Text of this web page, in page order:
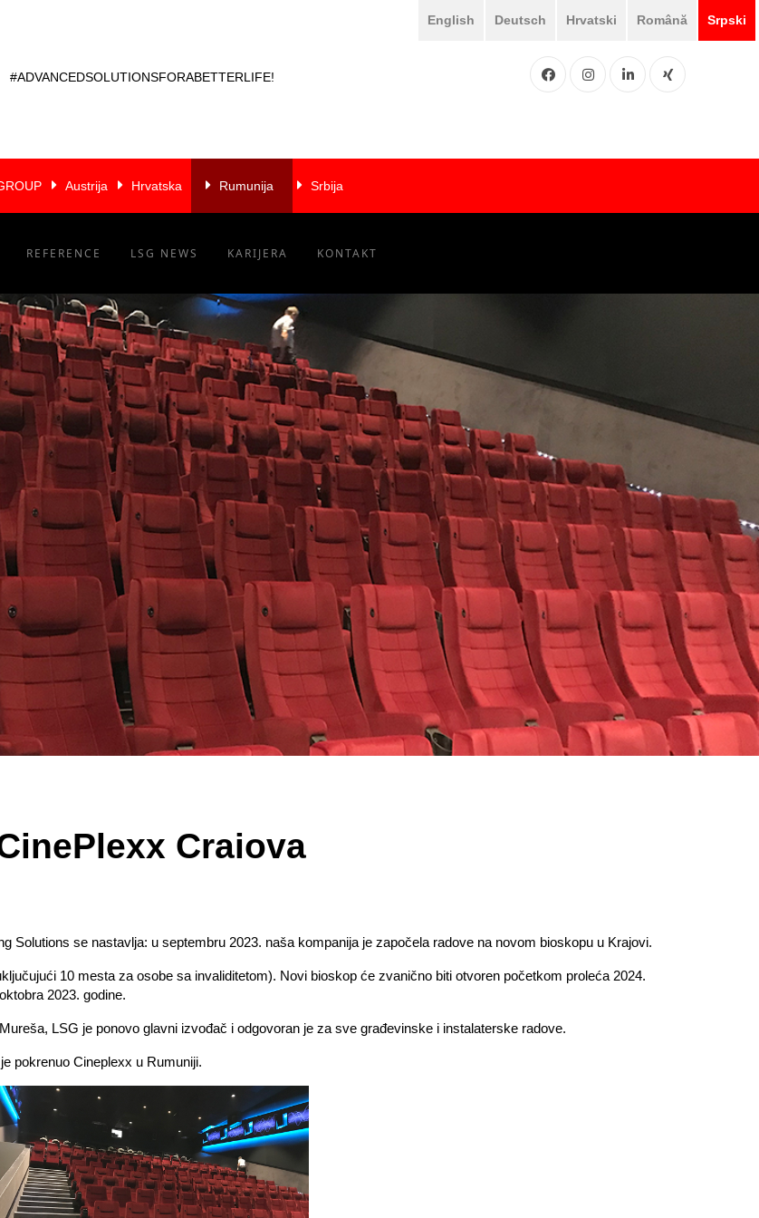
English Deutsch Hrvatski Română Srpski
#ADVANCEDSOLUTIONSFORABETTERLIFE! FacebookInstgramLinkedINXING
Austrija Hrvatska Rumunija Srbija
REFERENCE LSG NEWS KARIJERA KONTAKT
Craiova
Solutions se nastavlja: ​​u septembru 2023. naša kompanija je započela radove na novom bioskopu u Krajovi.
10 mesta za osobe sa invaliditetom). Novi bioskop će zvanično biti otvoren početkom proleća 2024.
2023. godine.
LSG je ponovo glavni izvođač i odgovoran je za sve građevinske i instalaterske radove.
pokrenuo Cineplexx u Rumuniji.